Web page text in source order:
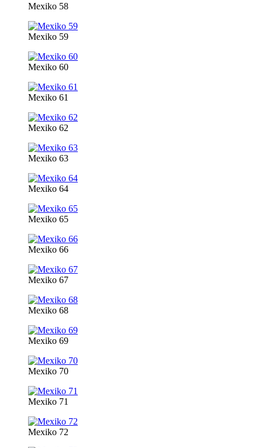
Mexiko 58
Mexiko 59
Mexiko 60
Mexiko 61
Mexiko 62
Mexiko 63
Mexiko 64
Mexiko 65
Mexiko 66
Mexiko 67
Mexiko 68
Mexiko 69
Mexiko 70
Mexiko 71
Mexiko 72